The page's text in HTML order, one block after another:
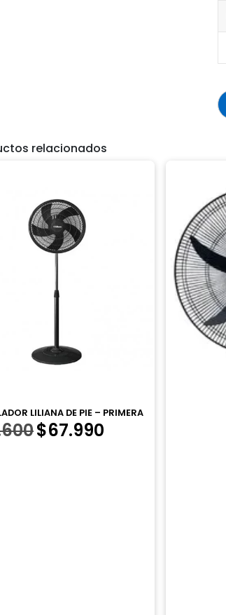
relacionados
LILIANA DE PIE – PRIMERA
El
$67.990